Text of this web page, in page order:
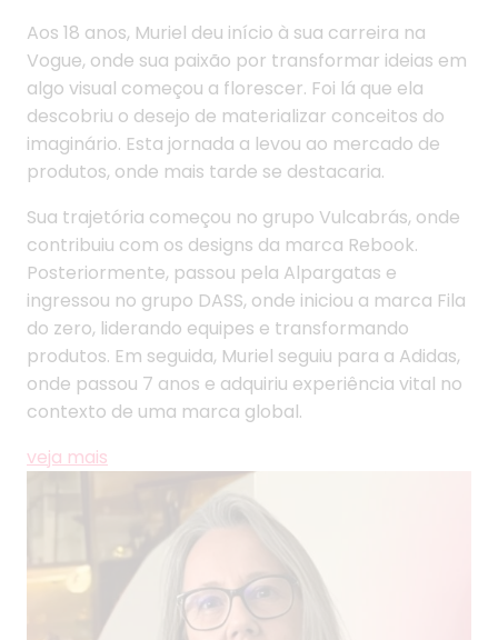
Aos 18 anos, Muriel deu início à sua carreira na
Vogue, onde sua paixão por transformar ideias em
algo visual começou a florescer. Foi lá que ela
descobriu o desejo de materializar conceitos do
imaginário. Esta jornada a levou ao mercado de
produtos, onde mais tarde se destacaria.
Sua trajetória começou no grupo Vulcabrás, onde
contribuiu com os designs da marca Rebook.
Posteriormente, passou pela Alpargatas e
ingressou no grupo DASS, onde iniciou a marca Fila
do zero, liderando equipes e transformando
produtos. Em seguida, Muriel seguiu para a Adidas,
onde passou 7 anos e adquiriu experiência vital no
contexto de uma marca global.
veja mais